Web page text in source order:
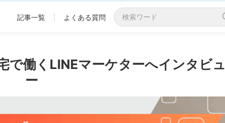
記事一覧 よくある質問
で働くLINEマーケターへインタビュ
ー